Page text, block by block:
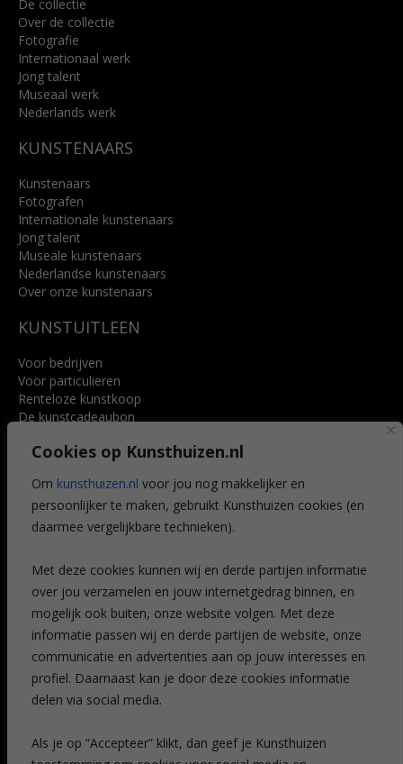
Cookies op Kunsthuizen.nl
Om kunsthuizen.nl voor jou nog makkelijker en
persoonlijker te maken, gebruikt Kunsthuizen cookies (en
daarmee vergelijkbare technieken).
Met deze cookies kunnen wij en derde partijen informatie
over jou verzamelen en jouw internetgedrag binnen, en
mogelijk ook buiten, onze website volgen. Met deze
informatie passen wij en derde partijen de website, onze
communicatie en advertenties aan op jouw interesses en
profiel. Daarnaast kan je door deze cookies informatie
delen via social media.
Als je op “Accepteer” klikt, dan geef je Kunsthuizen
De collectie
Over de collectie
Fotografie
Internationaal werk
Jong talent
Museaal werk
Nederlands werk
KUNSTENAARS
Kunstenaars
Fotografen
Internationale kunstenaars
Jong talent
Museale kunstenaars
Nederlandse kunstenaars
Over onze kunstenaars
KUNSTUITLEEN
Voor bedrijven
Voor particulieren
Renteloze kunstkoop
De kunstcadeaubon
Voordelen
Veelgestelde vragen
CONTACT
Leiden
Amsterdam
Breda
Favorieten
Mijn art alert
NIEUWSBRIEF